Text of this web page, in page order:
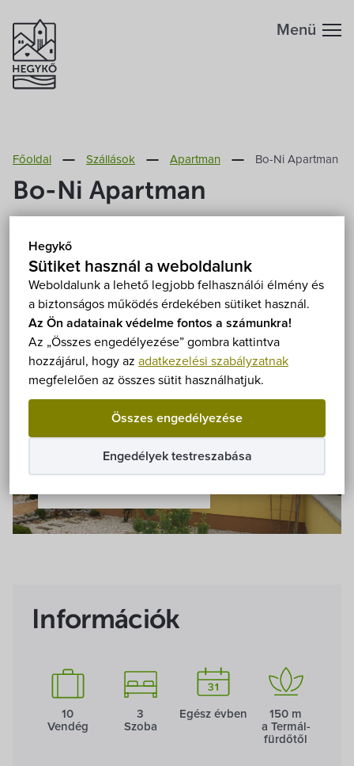
Hegykő
Sütiket használ a weboldalunk
Weboldalunk a lehető legjobb felhasználói élmény és
a biztonságos működés érdekében sütiket használ.
Az Ön adatainak védelme fontos a számunkra!
Az „Összes engedélyezése” gombra kattintva
hozzájárul, hogy az adatkezelési szabályzatnak
megfelelően az összes sütit használhatjuk.
Összes engedélyezése
Engedélyek testreszabása
Fontos telefonszámok
Földrajzi adottság
Éghajlat
Hegykő történelme
Szabadidő
Éttermek
Programok
Önkormányzat
Hírek
Képviselő-testület
Közoktatási Intézmények
Egyesületek, alapítványok
Villa Igku Kft.
Menü
Főoldal Szállások Apartman Bo-Ni Apartman
Bo-Ni Apartman
Értékeld elsőként ezt a szállást!
Összes kép
Információk
10
Vendég
3
Szoba
Egész évben
150 m
a Termál­
fürdőtől